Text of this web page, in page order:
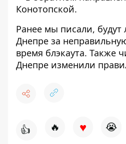
Конотопской.
Ранее мы писали,
Днепре за
время блэкаута. Также
Днепре изменили
👍 🔥 ♥ 😭